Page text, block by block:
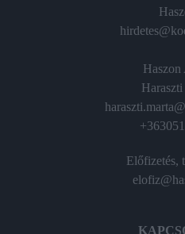
Haszon
Előfizetés,